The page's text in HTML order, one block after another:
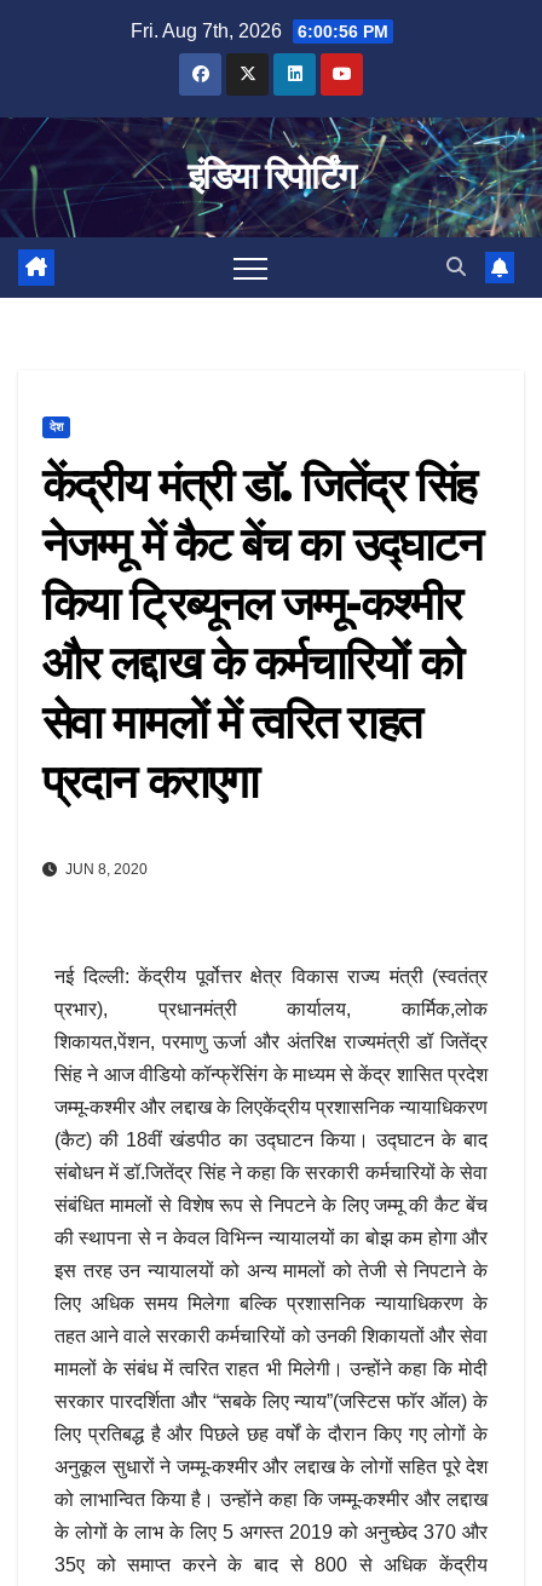
Fri. Aug 7th, 2026 6:00:57 PM
इंडिया रिपोर्टिंग
देश
केंद्रीय मंत्री डॉ. जितेंद्र सिंह
नेजम्मू में कैट बेंच का उद्घाटन
किया ट्रिब्यूनल जम्मू-कश्मीर
और लद्दाख के कर्मचारियों को
सेवा मामलों में त्वरित राहत
प्रदान कराएगा
JUN 8, 2020
नई दिल्ली: केंद्रीय पूर्वोत्तर क्षेत्र विकास राज्य मंत्री (स्वतंत्र
प्रभार), प्रधानमंत्री कार्यालय, कार्मिक,लोक
शिकायत,पेंशन, परमाणु ऊर्जा और अंतरिक्ष राज्यमंत्री डॉ जितेंद्र
सिंह ने आज वीडियो कॉन्फ्रेंसिंग के माध्यम से केंद्र शासित प्रदेश
जम्मू-कश्मीर और लद्दाख के लिएकेंद्रीय प्रशासनिक न्यायाधिकरण
(कैट) की 18वीं खंडपीठ का उद्घाटन किया। उद्घाटन के बाद
संबोधन में डॉ.जितेंद्र सिंह ने कहा कि सरकारी कर्मचारियों के सेवा
संबंधित मामलों से विशेष रूप से निपटने के लिए जम्मू की कैट बेंच
की स्थापना से न केवल विभिन्न न्यायालयों का बोझ कम होगा और
इस तरह उन न्यायालयों को अन्य मामलों को तेजी से निपटाने के
लिए अधिक समय मिलेगा बल्कि प्रशासनिक न्यायाधिकरण के
तहत आने वाले सरकारी कर्मचारियों को उनकी शिकायतों और सेवा
मामलों के संबंध में त्वरित राहत भी मिलेगी। उन्होंने कहा कि मोदी
सरकार पारदर्शिता और “सबके लिए न्याय”(जस्टिस फॉर ऑल) के
लिए प्रतिबद्ध है और पिछले छह वर्षों के दौरान किए गए लोगों के
अनुकूल सुधारों ने जम्मू-कश्मीर और लद्दाख के लोगों सहित पूरे देश
को लाभान्वित किया है। उन्होंने कहा कि जम्मू-कश्मीर और लद्दाख
के लोगों के लाभ के लिए 5 अगस्त 2019 को अनुच्छेद 370 और
35ए को समाप्त करने के बाद से 800 से अधिक केंद्रीय